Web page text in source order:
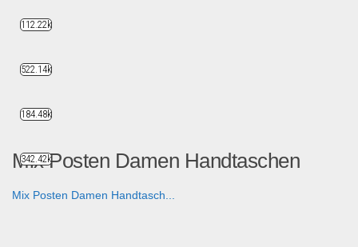
Mix Posten Damen Handtaschen
Mix Posten Damen Handtasch...
112.22k
522.14k
184.48k
342.42k